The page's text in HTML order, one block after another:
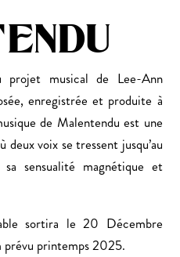
projet musical de Lee-Ann
enregistrée et produite à
de Malentendu est une
deux voix se tressent jusqu’au
sensualité magnétique et
sortira le 20 Décembre
printemps 2025.